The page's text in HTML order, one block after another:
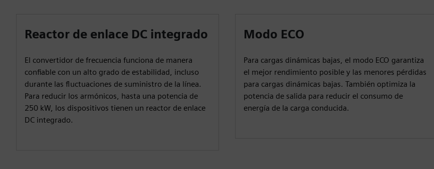
Reactor de enlace DC integrado
El convertidor de frecuencia funciona de manera
confiable con un alto grado de estabilidad, incluso
durante las fluctuaciones de suministro de la línea.
Para reducir los armónicos, hasta una potencia de
250 kW, los dispositivos tienen un reactor de enlace
DC integrado.
Modo ECO
Para cargas dinámicas bajas, el modo ECO garantiza
el mejor rendimiento posible y las menores pérdidas
para cargas dinámicas bajas. También optimiza la
potencia de salida para reducir el consumo de
energía de la carga conducida.